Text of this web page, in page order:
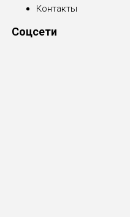
Контакты
Соцсети